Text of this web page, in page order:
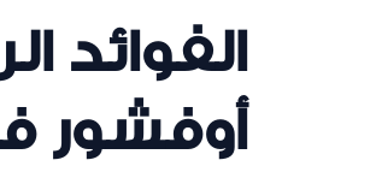
الفوائد
أوفشور